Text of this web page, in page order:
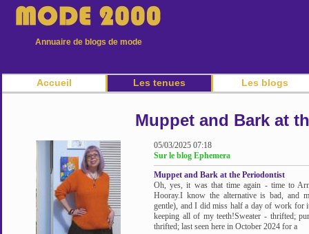
Annuaire de blogs de mode
Accueil Les tenues Les blogs
Muppet and Bark at
05/03/2025 07:18
Sur le blog Ephemera
Muppet and Bark at the Periodontist
Oh, yes, it was that time again - time to
Hooray.I know the alternative is bad, and
gentle), and I did miss half a day of work for
keeping all of my teeth!Sweater - thrifted;
thrifted; last seen here in October 2024 for a